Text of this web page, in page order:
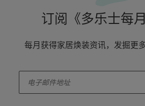
订阅《多乐士每
每月获得家居焕装资讯，发掘更